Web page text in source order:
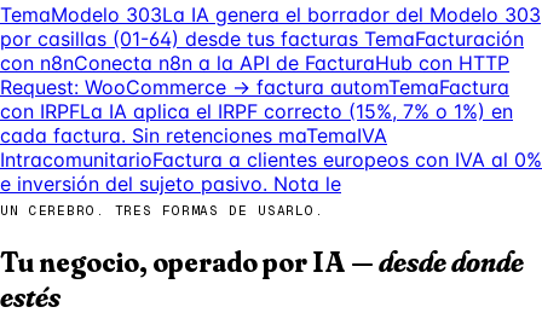
TemaModelo 303La IA genera el borrador del Modelo 303
por casillas (01-64) desde tus facturas TemaFacturación
con n8nConecta n8n a la API de FacturaHub con HTTP
Request: WooCommerce → factura automTemaFactura
con IRPFLa IA aplica el IRPF correcto (15%, 7% o 1%) en
cada factura. Sin retenciones maTemaIVA
IntracomunitarioFactura a clientes europeos con IVA al 0%
e inversión del sujeto pasivo. Nota le
UN CEREBRO. TRES FORMAS DE USARLO.
Tu negocio, operado por IA —desde donde
estés